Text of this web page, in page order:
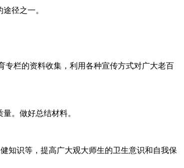
径之一。
专栏的资料收集，利用各种宣传方式对广大老百
。做好总结材料。
知识等，提高广大观大师生的卫生意识和自我保